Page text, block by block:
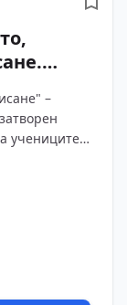
–
учениците